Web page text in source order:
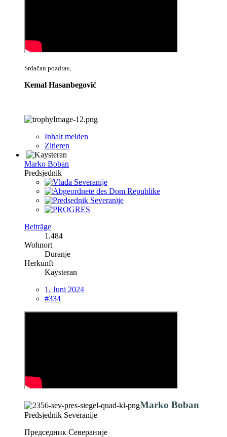
Srdačan pozdrav,
Kemal Hasanbegović
Inhalt melden
Zitieren
Marko Boban
Predsjednik
Beiträge
1.484
Wohnort
Duranje
Herkunft
Kaysteran
1. Juni 2024
#334
Marko Boban
Predsjednik Severanije
Председник Севераније